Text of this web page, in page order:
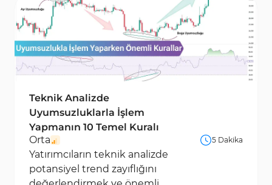
anlamak hakkındaki makaleler de bu sayfada
mevcuttur.
Teknik Analizde
Uyumsuzluklarla İşlem
Yapmanın 10 Temel Kuralı
Orta
5 Dakika
Yatırımcıların teknik analizde
potansiyel trend zayıflığını